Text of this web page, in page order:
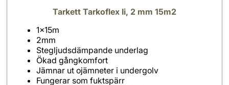
Tarkett Tarkoflex Ii, 2 mm 15m2